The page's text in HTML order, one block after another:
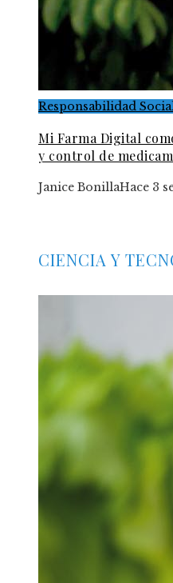
Responsabilidad
Mi Farma Digital
y control de
Janice BonillaHace 3
CIENCIA Y